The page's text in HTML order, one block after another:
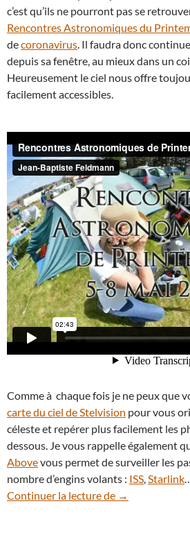
c’est qu’ils ne pourront pas se
Rencontres Astronomiques du
decoronavirus. Il faudra donc
depuis sa fenêtre, au mieux dans un
Heureusement le ciel nous offre
facilement accessibles.
Comme à chaque fois je ne peux que
carte du ciel de Stelvision pour vous
céleste et repérer plus facilement les
dessous. Je vous rappelle également
Abovevous permet de surveiller les
nombre d’engins volants : ISS,Starlink
Continuer la lecture de Que voir dans
→